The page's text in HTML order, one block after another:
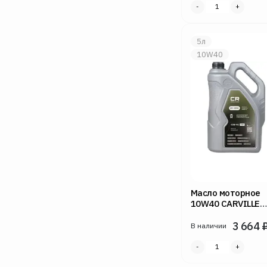
5л
10W40
Масло моторное
10W40 CARVILLE
E4/E7
В наличии 3 664